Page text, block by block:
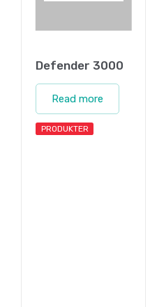
Defender 3000
Read more
PRODUKTER